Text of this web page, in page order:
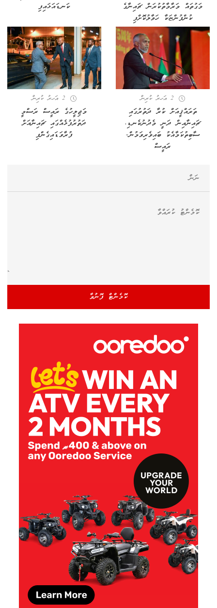
މަގުތައް މަރާމާތުކުރަން ޗައިނާގެ
ކުންފުންޏަކާ ހަވާލުކޮށްފި
ކަނޑައަޅައިފި
2 އަހރު ކުރިން
ތަރައްޤީއަށް ކުރާ ދަތުރުގައި
ޗައިނާއިން ދަނީ މެދުނުކެނޑި،
ސާބިތުކަމާއެކު ބައިވެރިވަމުން-
ރައީސް
2 އަހރު ކުރިން
މަޖިލީހުގެ ރައީސް ރަސްމީ
ދަތުރުފުޅެއްގައި ޗައިނާއަށް
ފުރާވަޑައިގެންފި